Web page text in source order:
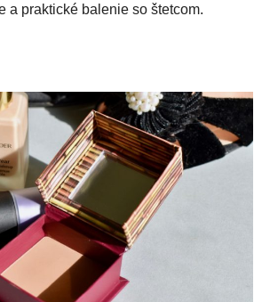
a praktické balenie so štetcom.